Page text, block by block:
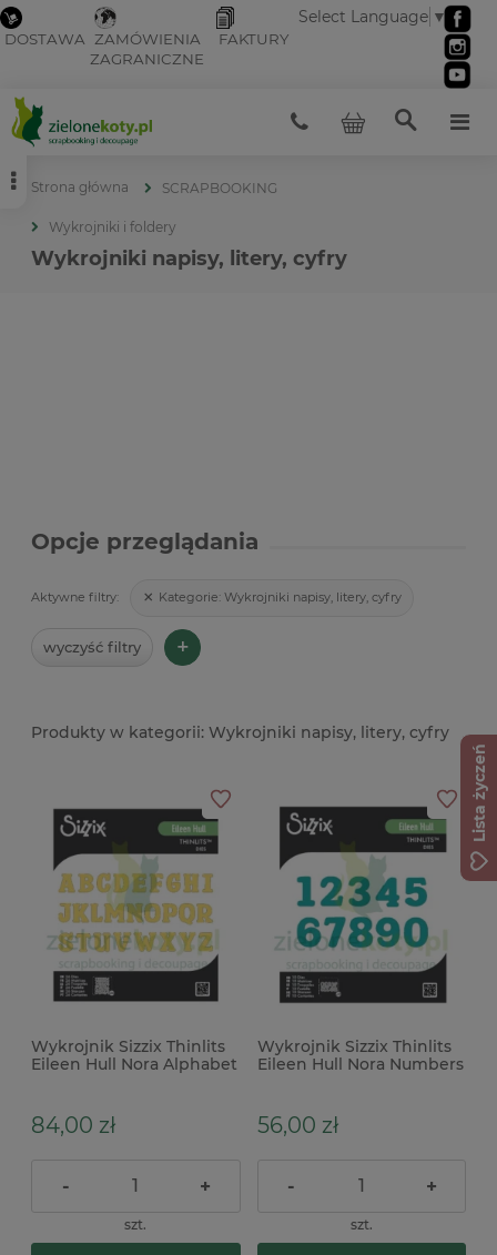
DOSTAWA ZAMÓWIENIA
ZAGRANICZNE
FAKTURY
Select Language ▼
Strona główna SCRAPBOOKING
Wykrojniki i foldery
Wykrojniki napisy, litery, cyfry
Opcje przeglądania
Aktywne filtry: Kategorie: Wykrojniki napisy, litery, cyfry
wyczyść filtry +
Wykrojniki napisy, litery, cyfry
Wykrojnik Sizzix Thinlits
Eileen Hull Nora Alphabet
84,00 zł
- +
szt.
Wykrojnik Sizzix Thinlits
Eileen Hull Nora Numbers
56,00 zł
- +
szt.
Lista życzeń